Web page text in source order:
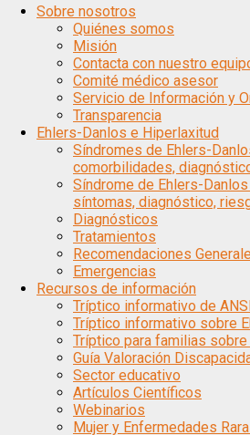
Scroll Sobre nosotros
Quiénes somos
Misión
Contacta con nuestro
Comité médico asesor
Servicio de Información y
Transparencia
Ehlers-Danlos e Hiperlaxitud
Síndromes de Ehlers-
comorbilidades,
Síndrome de Ehlers-
síntomas, diagnóstico,
Diagnósticos
Tratamientos
Recomendaciones
Emergencias
Recursos de información
Tríptico informativo de
Tríptico informativo sobre
Tríptico para familias
Guía Valoración
Sector educativo
Artículos Científicos
Webinarios
Mujer y Enfermedades